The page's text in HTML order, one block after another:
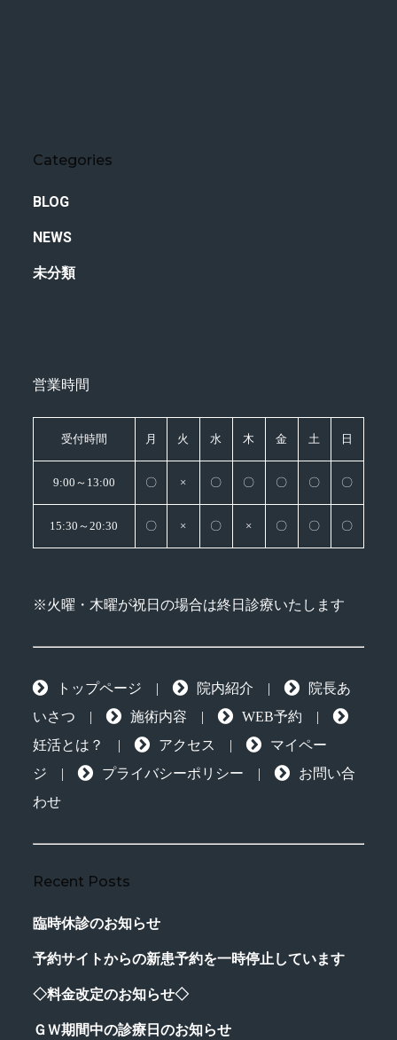
Categories
BLOG
NEWS
未分類
営業時間
受付時間 月 火 水 木 金 土 日
9:00～13:00 〇 × 〇 〇 〇 〇 〇
15:30～20:30 〇 × 〇 × 〇 〇 〇
※火曜・木曜が祝日の場合は終日診療いたします
トップページ | 院内紹介 |
院長あ
いさつ | 施術内容 | WEB予約 |
妊活とは？
| アクセス |
マイペー
ジ | プライバシーポリシー |
お問い合
わせ
Recent Posts
臨時休診のお知らせ
予約サイトからの新患予約を一時停止しています
◇料金改定のお知らせ◇
ＧＷ期間中の診療日のお知らせ